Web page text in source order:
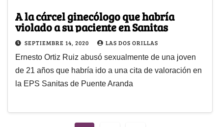
A la cárcel ginecólogo que habría
violado a su paciente en Sanitas
SEPTIEMBRE 14, 2020 LAS DOS ORILLAS
Ernesto Ortiz Ruiz abusó sexualmente de una joven
de 21 años que habría ido a una cita de valoración en
la EPS Sanitas de Puente Aranda